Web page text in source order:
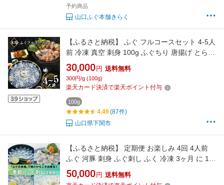
予約商品
山口ふぐ本舗きらく
【ふるさと納税】 ふぐ フルコースセット 4-5人
前 冷凍 真空 刺身 100g ふぐちり 唐揚げ とらふ
ぐ 国産天然 まふぐ ちり てっさ とらふぐ アラ
フグ刺し 高級魚 河豚 海鮮 刺し身 プレゼント
ギフト ふるさと納税ふぐ 発送時期が選べる ラ
30,000円 送料無料
300円/g (100g)
楽天カード決済で楽天ポイント付与
100g
4.49(87件)
山口県下関市
【ふるさと納税】 定期便 お楽しみ 4回 4人前
ふぐ 河豚 刺身 ふぐ刺し ふく 冷凍 3ヶ月 に 1回
お届け 季節 時期 旬 春 夏 秋 冬 とらふぐ まふ
ぐ 刺身 魚介 海鮮 鮮魚 お刺身 さしみ たたき 炙
50,000円 送料無料